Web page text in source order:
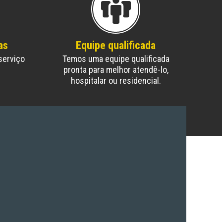
Equipe qualificada
Temos uma equipe qualificada
pronta para melhor atendê-lo,
hospitalar ou residencial.